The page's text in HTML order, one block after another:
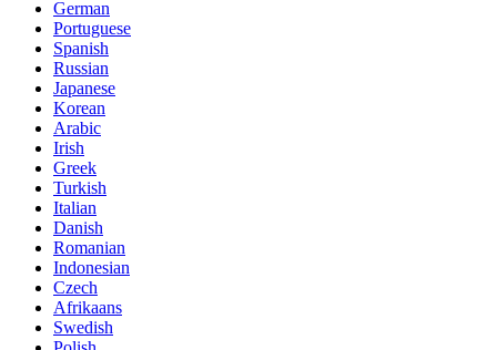
German
Portuguese
Spanish
Russian
Japanese
Korean
Arabic
Irish
Greek
Turkish
Italian
Danish
Romanian
Indonesian
Czech
Afrikaans
Swedish